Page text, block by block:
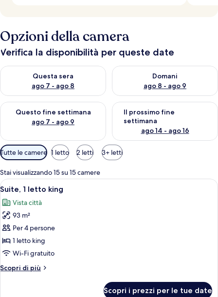
Opzioni della camera
Verifica la disponibilità per queste date
Questa sera
ago 7 - ago 8
Verifica la disponibilità per questa sera, ago 7 - ago 8
Domani
ago 8 - ago 9
Verifica la disponibilità per
Questo fine settimana
ago 7 - ago 9
Verifica la disponibilità per questo fine settimana, ago 7 - ago
Il prossimo fine
settimana
ago 14 - ago 16
Verifica la disponibilità per il
Filtri
disponibili
per
le
camere
Tutte le camere 1 letto 2 letti 3+ letti
Stai visualizzando 15 su 15 camere
Apri
tutte
le
foto
per
Suite,
1
king
Un soggiorno elegante con un
7
Suite, 1 letto king
Vista città
93 m²
Per 4 persone
1 letto king
Wi-Fi gratuito
Scopri di più
Altri
Scopri i prezzi per le tue date